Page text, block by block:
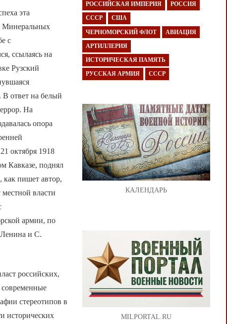
эта
Минеральных
с
ссылаясь на
Рузский
В ответ на белый
На
опора
октября 1918
Кавказе, поднял
пишет автор,
власти
армии, по
Ленина и С.
российских,
современные
стереотипов в
исторических
РОССИЙСКАЯ ИМПЕРИЯ РОССИЯ
СССР США
ЧЕРНОМОРСКИЙ ФЛОТ АВИАЦИЯ
АРТИЛЛЕРИЯ
ИСТОРИЧЕСКАЯ ПАМЯТЬ
РУССКАЯ АРМИЯ СССР
КАЛЕНДАРЬ
MILPORTAL.RU